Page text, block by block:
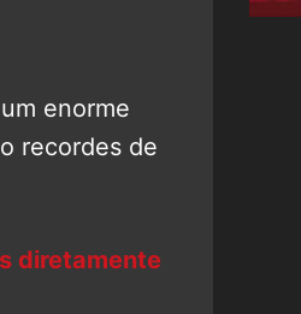
enorme
recordes de
diretamente